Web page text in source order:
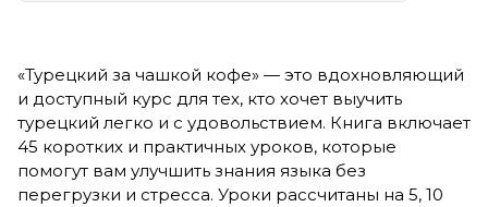
«Турецкий за чашкой кофе» — это вдохновляющий
и доступный курс для тех, кто хочет выучить
турецкий легко и с удовольствием. Книга включает
45 коротких и практичных уроков, которые
помогут вам улучшить знания языка без
перегрузки и стресса. Уроки рассчитаны на 5, 10